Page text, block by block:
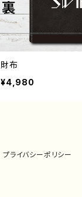
財布
¥4,980
プライバシーポリシー